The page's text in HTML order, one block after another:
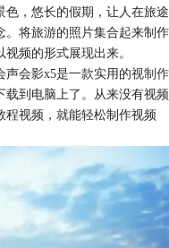
，悠长的假期，让人在旅途
。将旅游的照片集合起来制作
频的形式展现出来。
声会影x5是一款实用的视制作
载到电脑上了。从来没有视频
程视频，就能轻松制作视频